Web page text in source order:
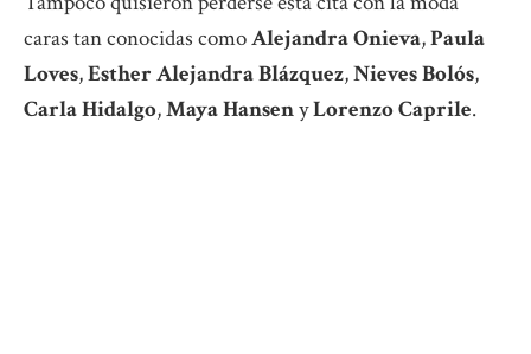
caras tan conocidas comoAlejandra Onieva,Paula
Loves,Esther Alejandra Blázquez,Nieves Bolós,
Carla Hidalgo,Maya HansenyLorenzo Caprile.